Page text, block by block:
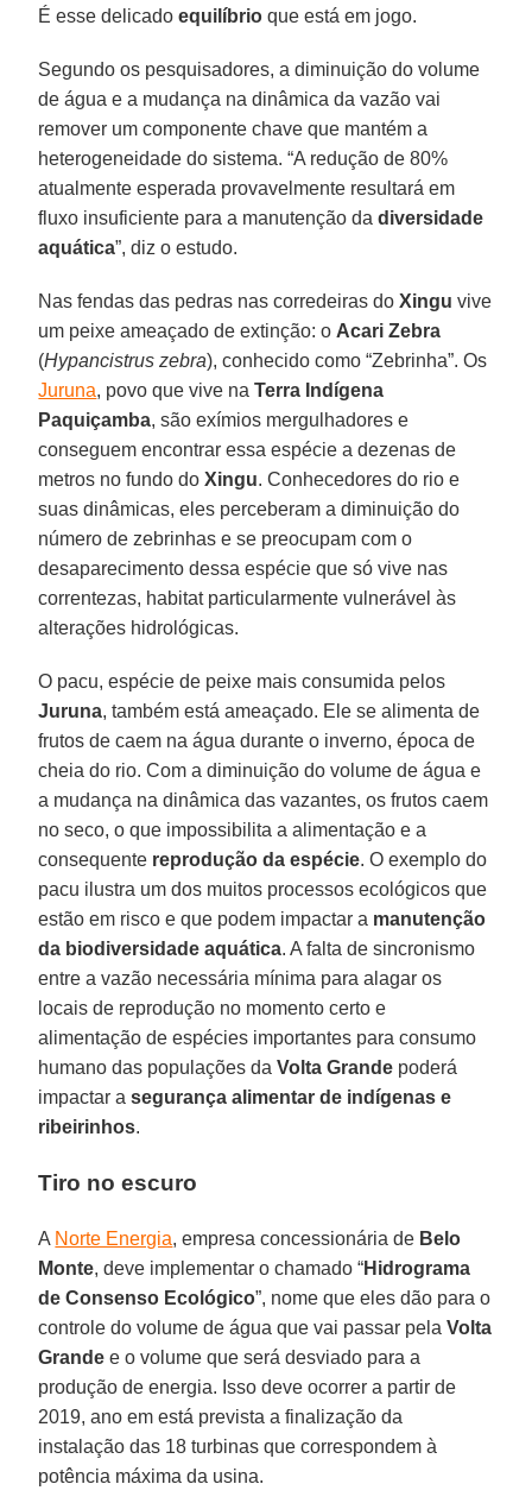
É esse delicadoequilíbrio que está em jogo.
Segundo os pesquisadores, a diminuição do volume
de água e a mudança na dinâmica da vazão vai
remover um componente chave que mantém a
heterogeneidade do sistema. “A redução de 80%
atualmente esperada provavelmente resultará em
fluxo insuficiente para a manutenção dadiversidade
aquática”, diz o estudo.
Nas fendas das pedras nas corredeiras doXingu vive
um peixe ameaçado de extinção: o Acari Zebra
(Hypancistrus zebra), conhecido como “Zebrinha”. Os
Juruna, povo que vive naTerra Indígena
Paquiçamba, são exímios mergulhadores e
conseguem encontrar essa espécie a dezenas de
metros no fundo doXingu. Conhecedores do rio e
suas dinâmicas, eles perceberam a diminuição do
número de zebrinhas e se preocupam com o
desaparecimento dessa espécie que só vive nas
correntezas, habitat particularmente vulnerável às
alterações hidrológicas.
O pacu, espécie de peixe mais consumida pelos
Juruna, também está ameaçado. Ele se alimenta de
frutos de caem na água durante o inverno, época de
cheia do rio. Com a diminuição do volume de água e
a mudança na dinâmica das vazantes, os frutos caem
no seco, o que impossibilita a alimentação e a
consequente reprodução da espécie. O exemplo do
pacu ilustra um dos muitos processos ecológicos que
estão em risco e que podem impactar a manutenção
da biodiversidade aquática. A falta de sincronismo
entre a vazão necessária mínima para alagar os
locais de reprodução no momento certo e
alimentação de espécies importantes para consumo
humano das populações daVolta Grande poderá
impactar asegurança alimentar de indígenas e
ribeirinhos.
Tiro no escuro
A Norte Energia, empresa concessionária de Belo
Monte, deve implementar o chamado “Hidrograma
de Consenso Ecológico”, nome que eles dão para o
controle do volume de água que vai passar pelaVolta
Grande e o volume que será desviado para a
produção de energia. Isso deve ocorrer a partir de
2019, ano em está prevista a finalização da
instalação das 18 turbinas que correspondem à
potência máxima da usina.